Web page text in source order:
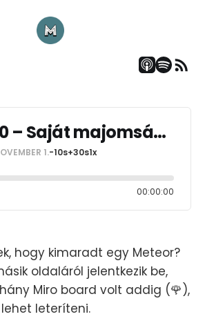
#170 – Saját majomságunk elfogadása
1.-10s+30s1x
00:00:00
hogy kimaradt egy Meteor?
oldaláról jelentkezik be,
Miro board volt addig (🌹),
leteríteni.